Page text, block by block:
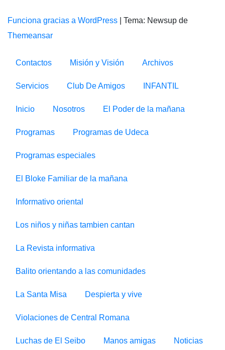
Funciona gracias a WordPress
Tema: Newsup de
Themeansar
Contactos Misión y Visión Archivos
Servicios Club De Amigos INFANTIL
Inicio Nosotros El Poder de la mañana
Programas Programas de Udeca
Programas especiales
El Bloke Familiar de la mañana
Informativo oriental
Los niños y niñas tambien cantan
La Revista informativa
Balito orientando a las comunidades
La Santa Misa Despierta y vive
Violaciones de Central Romana
Luchas de El Seibo Manos amigas Noticias